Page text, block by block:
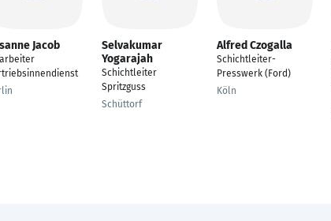
Jacob
Selvakumar
Yogarajah
Schichtleiter
Spritzguss
Schüttorf
Alfred Czogalla
Schichtleiter-
Presswerk (Ford)
Köln